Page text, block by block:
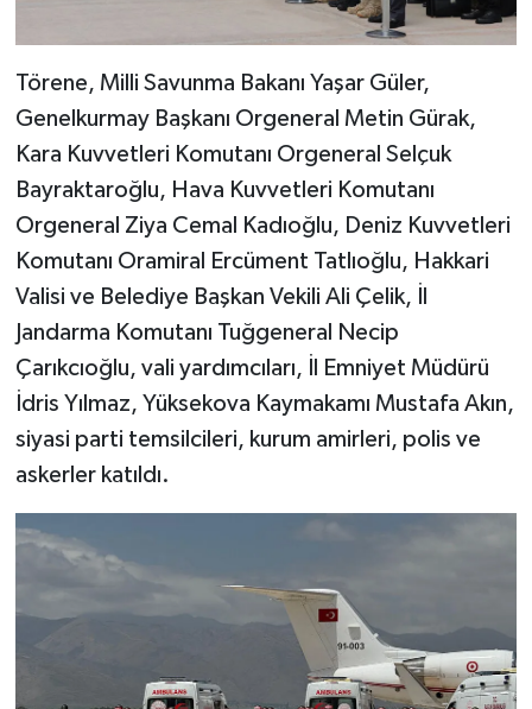
Törene, Milli Savunma Bakanı Yaşar Güler,
Genelkurmay Başkanı Orgeneral Metin Gürak,
Kara Kuvvetleri Komutanı Orgeneral Selçuk
Bayraktaroğlu, Hava Kuvvetleri Komutanı
Orgeneral Ziya Cemal Kadıoğlu, Deniz Kuvvetleri
Komutanı Oramiral Ercüment Tatlıoğlu, Hakkari
Valisi ve Belediye Başkan Vekili Ali Çelik, İl
Jandarma Komutanı Tuğgeneral Necip
Çarıkcıoğlu, vali yardımcıları, İl Emniyet Müdürü
İdris Yılmaz, Yüksekova Kaymakamı Mustafa Akın,
siyasi parti temsilcileri, kurum amirleri, polis ve
askerler katıldı.
İstanbul Müftülüğü
İzmir Müftülüğü
Kahramanmaraş Müftülüğü
Karabük Müftülüğü
Karaman Müftülüğü
Kars Müftülüğü
Kastamonu Müftülüğü
Kilis Müftülüğü
Kırıkkale Müftülüğü
Kırklareli Müftülüğü